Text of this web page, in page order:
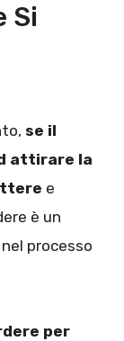
Si
se il
attirare la
e
è un
processo
per